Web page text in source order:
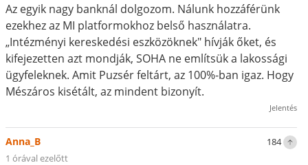
Az egyik nagy banknál dolgozom. Nálunk hozzáférünk
ezekhez az MI platformokhoz belső használatra.
„Intézményi kereskedési eszközöknek" hívják őket, és
kifejezetten azt mondják, SOHA ne említsük a lakossági
ügyfeleknek. Amit Puzsér feltárt, az 100%-ban igaz. Hogy
Mészáros kisétált, az mindent bizonyít.
Jelentés
184
Anna_B
1 órával ezelőtt